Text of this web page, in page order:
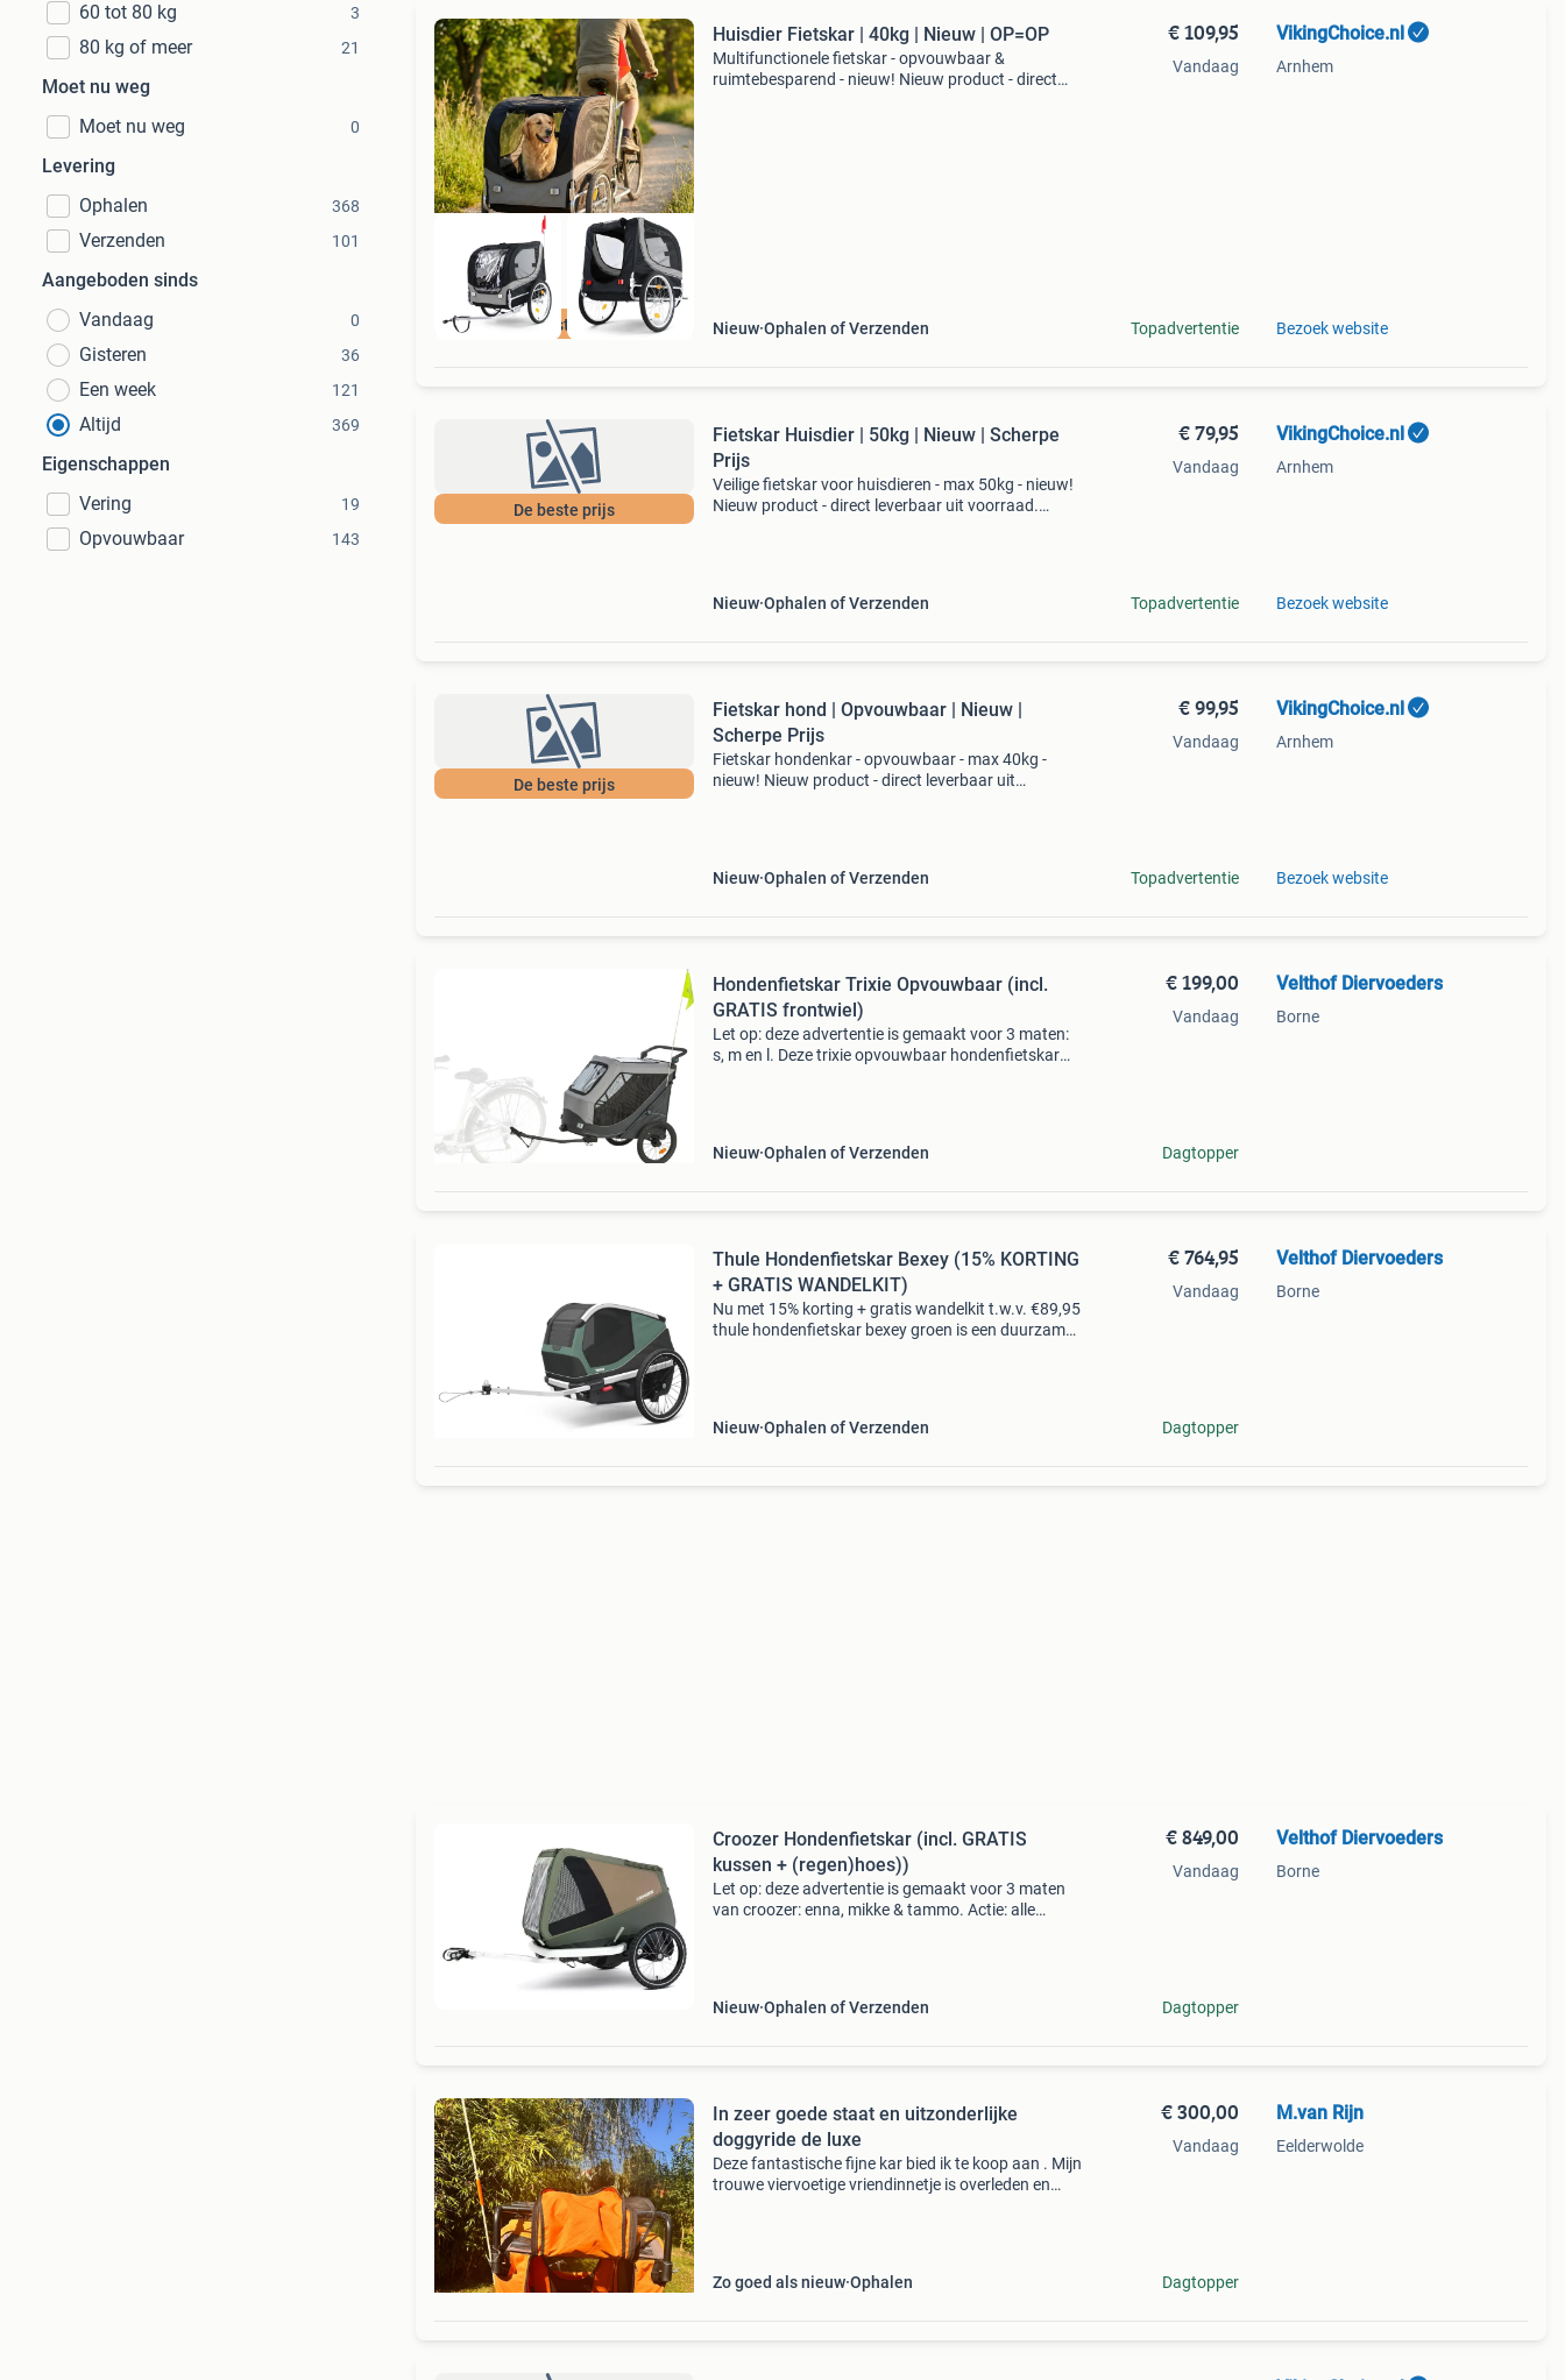
60 tot 80 kg 3
80 kg of meer 21
Moet nu weg
Moet nu weg
0
Levering
Ophalen
368
Verzenden 101
Aangeboden sinds
Vandaag
0
Gisteren 36
Een week 121
Altijd 369
Eigenschappen
Vering
19
Opvouwbaar 143
De beste prijs
Huisdier Fietskar | 40kg | Nieuw | OP=OP
Multifunctionele fietskar - opvouwbaar &
ruimtebesparend - nieuw! Nieuw product - direct
Nieuw Ophalen of Verzenden
€ 109,95
Vandaag
Topadvertentie
VikingChoice.nl
Arnhem
Bezoek website
De beste prijs
Fietskar Huisdier | 50kg | Nieuw | Scherpe
Prijs
Veilige fietskar voor huisdieren - max 50kg - nieuw!
Nieuw product - direct leverbaar uit voorraad.
Nieuw Ophalen of Verzenden
€ 79,95
Vandaag
Topadvertentie
VikingChoice.nl
Arnhem
Bezoek website
De beste prijs
Fietskar hond | Opvouwbaar | Nieuw |
Scherpe Prijs
Fietskar hondenkar - opvouwbaar - max 40kg -
nieuw! Nieuw product - direct leverbaar uit
Nieuw Ophalen of Verzenden
€ 99,95
Vandaag
Topadvertentie
VikingChoice.nl
Arnhem
Bezoek website
Hondenfietskar Trixie Opvouwbaar (incl.
GRATIS frontwiel)
Let op: deze advertentie is gemaakt voor 3 maten:
s, m en l. Deze trixie opvouwbaar hondenfietskar
Nieuw Ophalen of Verzenden
€ 199,00
Vandaag
Dagtopper
Velthof Diervoeders
Borne
Thule Hondenfietskar Bexey (15% KORTING
+ GRATIS WANDELKIT)
Nu met 15% korting + gratis wandelkit t.w.v. €89,95
thule hondenfietskar bexey groen is een duurzame
Nieuw Ophalen of Verzenden
€ 764,95
Vandaag
Dagtopper
Velthof Diervoeders
Borne
Croozer Hondenfietskar (incl. GRATIS
kussen + (regen)hoes))
Let op: deze advertentie is gemaakt voor 3 maten
van croozer: enna, mikke & tammo. Actie: alle
Nieuw Ophalen of Verzenden
€ 849,00
Vandaag
Dagtopper
Velthof Diervoeders
Borne
In zeer goede staat en uitzonderlijke
doggyride de luxe
Deze fantastische fijne kar bied ik te koop aan . Mijn
trouwe viervoetige vriendinnetje is overleden en
Zo goed als nieuw Ophalen
€ 300,00
Vandaag
Dagtopper
M.van Rijn
Eelderwolde